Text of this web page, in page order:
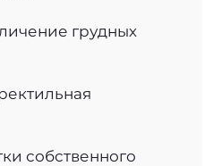
грудных
собственного